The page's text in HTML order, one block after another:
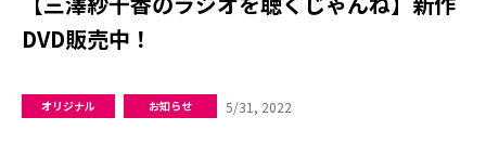
DVD販売中！
オリジナル お知らせ 5/31, 2022